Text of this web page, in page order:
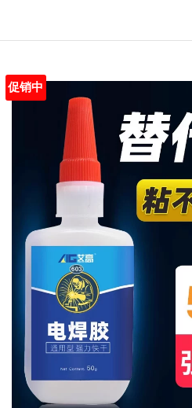
促销中